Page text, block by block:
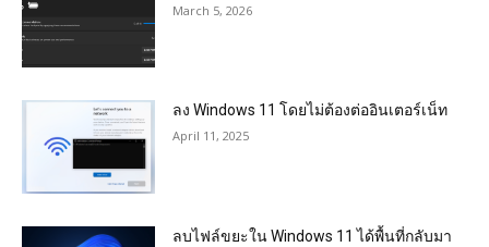
March 5, 2026
ลง Windows 11 โดยไม่ต้องต่ออินเตอร์เน็ท
April 11, 2025
ลบไฟล์ขยะใน Windows 11 ได้พื้นที่กลับมา